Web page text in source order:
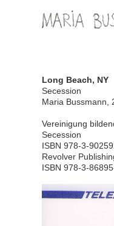
Long Beach, NY
Secession
Maria Bussmann,
Vereinigung
Secession
ISBN 978-3-
Revolver
ISBN 978-3-